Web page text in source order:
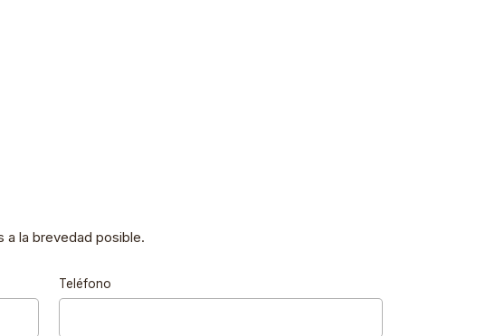
a la brevedad posible.
Teléfono